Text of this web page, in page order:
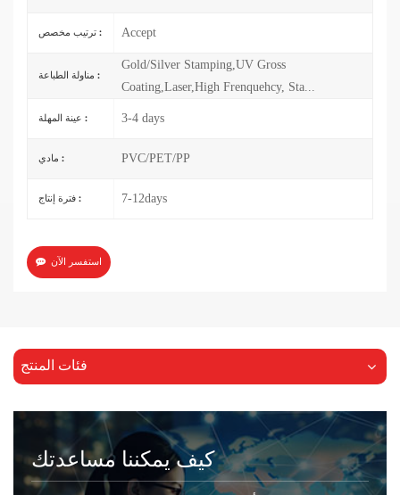
ترتيب مخصص : Accept
مناولة الطباعة :
Gold/Silver Stamping,UV Gross
Coating,Laser,High Frenquehcy, Sta...
عينة المهلة : 3-4 days
مادي : PVC/PET/PP
فترة إنتاج : 7-12days
استفسر الآن
فئات المنتج
كيف يمكننا مساعدتك